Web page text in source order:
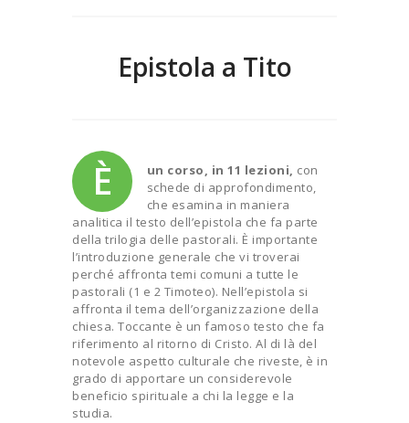
Epistola a Tito
È un corso, in 11 lezioni, con
schede di approfondimento,
che esamina in maniera
analitica il testo dell’epistola che fa parte
della trilogia delle pastorali. È importante
l’introduzione generale che vi troverai
perché affronta temi comuni a tutte le
pastorali (1 e 2 Timoteo). Nell’epistola si
affronta il tema dell’organizzazione della
chiesa. Toccante è un famoso testo che fa
riferimento al ritorno di Cristo. Al di là del
notevole aspetto culturale che riveste, è in
grado di apportare un considerevole
beneficio spirituale a chi la legge e la
studia.